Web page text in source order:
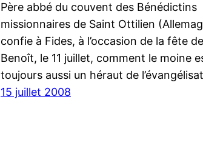
Père abbé du couvent des Bénédictins
missionnaires de Saint Ottilien
confie à Fides, à l’occasion de la fête
Benoît, le 11 juillet, comment le moine
toujours aussi un héraut de
15 juillet 2008